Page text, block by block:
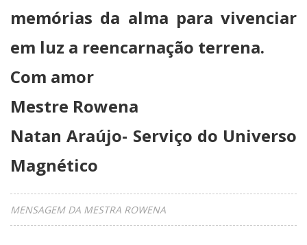
memórias da alma para vivenciar
em luz a reencarnação terrena.
Com amor
Mestre Rowena
Natan Araújo- Serviço do Universo
Magnético
MENSAGEM DA MESTRA ROWENA